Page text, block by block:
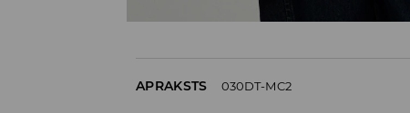
APRAKSTS 030DT-MC2